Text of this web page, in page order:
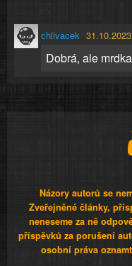
chlivacek
Dobrá, ale
Názory autorů se
Zveřejněné články,
neneseme za ně
příspěvků za porušení
osobní práva